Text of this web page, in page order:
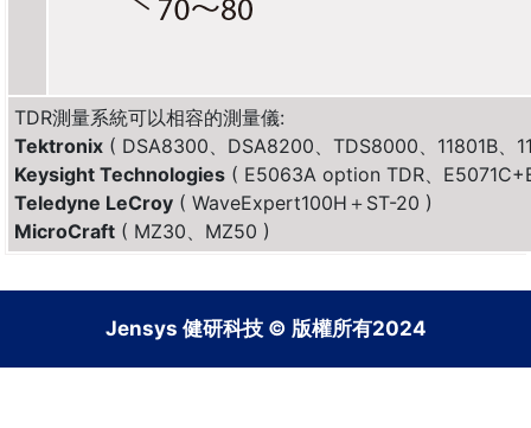
TDR測量系統可以相容的測量儀:
Tektronix ( DSA8300、DSA8200、TDS8000、11801B、
Keysight Technologies ( E5063A option TDR、
Teledyne LeCroy ( WaveExpert100H＋ST-20 )
MicroCraft ( MZ30、MZ50 )
Jensys 健研科技 © 版權所有2024